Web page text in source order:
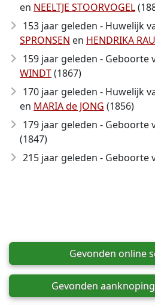
en NEELTJE STOORVOGEL
153 jaar geleden - Huwelijk
SPRONSEN en HENDRIKA
159 jaar geleden - Geboorte
WINDT(1867)
170 jaar geleden - Huwelijk
en MARIA de JONG (1856)
179 jaar geleden - Geboorte
(1847)
215 jaar geleden - Geboorte
Gevonden online
Gevonden